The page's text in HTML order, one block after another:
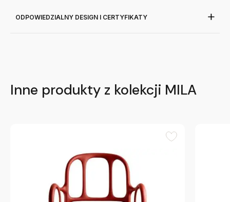
ODPOWIEDZIALNY DESIGN I CERTYFIKATY
Inne produkty z kolekcji MILA